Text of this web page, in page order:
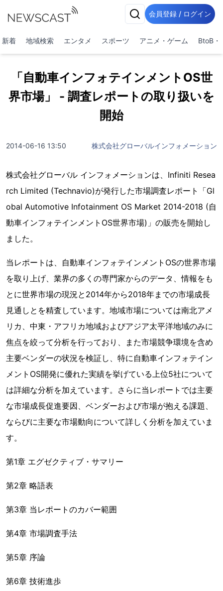
会員登録 / ログイン
新着 地域検索 エンタメ スポーツ アニメ・ゲーム BtoB・
「自動車インフォテインメントOS世
界市場」 - 調査レポートの取り扱いを
開始
2014-06-16 13:50 株式会社グローバルインフォメーション
株式会社グローバル インフォメーションは、Infiniti Resea
rch Limited (Technavio)が発行した市場調査レポート「Gl
obal Automotive Infotainment OS Market 2014-2018 (自
動車インフォテインメントOS世界市場)」の販売を開始し
ました。
当レポートは、自動車インフォテインメントOSの世界市場
を取り上げ、業界の多くの専門家からのデータ、情報をも
とに世界市場の現況と2014年から2018年までの市場成長
見通しとを精査しています。地域市場については南北アメ
リカ、中東・アフリカ地域およびアジア太平洋地域のみに
焦点を絞って分析を行っており、また市場競争環境を含め
主要ベンダーの状況を検証し、特に自動車インフォテイン
メントOS開発に優れた実績を挙げている上位5社について
は詳細な分析を加えています。さらに当レポートでは主要
な市場成長促進要因、ベンダーおよび市場が抱える課題、
ならびに主要な市場動向について詳しく分析を加えていま
す。
第1章 エグゼクティブ・サマリー
第2章 略語表
第3章 当レポートのカバー範囲
第4章 市場調査手法
第5章 序論
第6章 技術進歩